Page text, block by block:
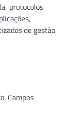
protocolos
de gestão
Campos